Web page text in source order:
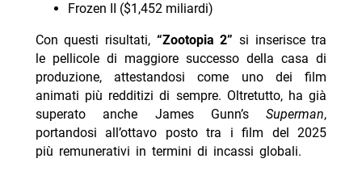
Frozen II ($1,452 miliardi)
Con questi risultati, “Zootopia 2” si inserisce tra
le pellicole di maggiore successo della casa di
produzione, attestandosi come uno dei film
animati più redditizi di sempre. Oltretutto, ha già
superato anche James Gunn’sSuperman,
portandosi all’ottavo posto tra i film del 2025
più remunerativi in termini di incassi globali.